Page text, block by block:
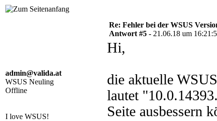
admin@valida.at
WSUS Neuling
Offline
I love WSUS!
Re: Fehler bei der WSUS
Antwort #5 - 21.06.18 um
Hi,
die aktuelle
lautet
Seite ausbessern